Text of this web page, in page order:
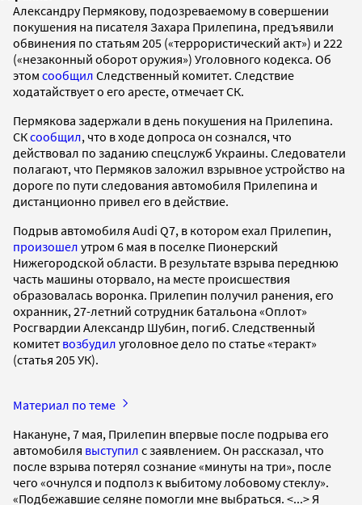
Александру Пермякову, подозреваемому в совершении
покушения на писателя Захара Прилепина, предъявили
обвинения по статьям 205 («террористический акт») и 222
(«незаконный оборот оружия») Уголовного кодекса. Об
этом сообщил Следственный комитет. Следствие
ходатайствует о его аресте, отмечает СК.
Пермякова задержали в день покушения на Прилепина.
СКсообщил, что в ходе допроса он сознался, что
действовал по заданию спецслужб Украины. Следователи
полагают, что Пермяков заложил взрывное устройство на
дороге по пути следования автомобиля Прилепина и
дистанционно привел его в действие.
Подрыв автомобиля Audi Q7, в котором ехал Прилепин,
произошел утром 6 мая в поселке Пионерский
Нижегородской области. В результате взрыва переднюю
часть машины оторвало, на месте происшествия
образовалась воронка. Прилепин получил ранения, его
охранник, 27-летний сотрудник батальона «Оплот»
Росгвардии Александр Шубин, погиб. Следственный
комитет возбудил уголовное дело по статье «теракт»
(статья 205 УК).
Материал по теме
Накануне, 7 мая, Прилепин впервые после подрыва его
автомобиля выступил с заявлением. Он рассказал, что
после взрыва потерял сознание «минуты на три», после
чего «очнулся и подполз к выбитому лобовому стеклу».
«Подбежавшие селяне помогли мне выбраться. <...> Я